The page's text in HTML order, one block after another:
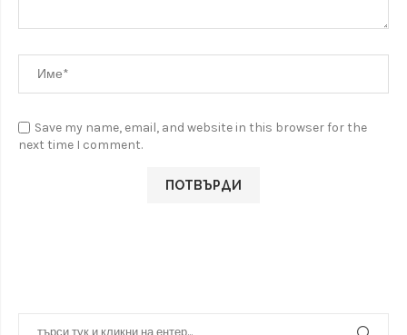
Save my name, email, and website in this browser for the
next time I comment.